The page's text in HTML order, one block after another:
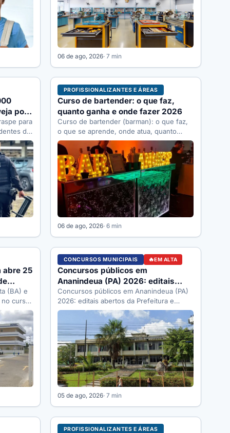
06 de ago, 2026· 7 min
por
para
do
PROFISSIONALIZANTES E ÁREAS
Curso de bartender: o que faz,
quanto ganha e onde fazer 2026
Curso de bartender (barman): o que faz,
o que se aprende, onde atua, quanto
ganha, quanto custa começar…
06 de ago, 2026· 6 min
abre 25
(BA) e
no curso
CONCURSOS MUNICIPAIS EM ALTA
Concursos públicos em
Ananindeua (PA) 2026: editais
abertos e como se inscrever
Concursos públicos em Ananindeua (PA)
2026: editais abertos da Prefeitura e
Câmara, órgãos que abrem vagas, como
05 de ago, 2026· 7 min
PROFISSIONALIZANTES E ÁREAS